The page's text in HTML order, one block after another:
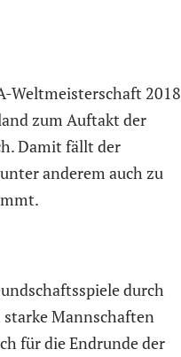
Weltmeisterschaft 2018
zum Auftakt der
Damit fällt der
anderem auch zu
durch
Mannschaften
für die Endrunde der